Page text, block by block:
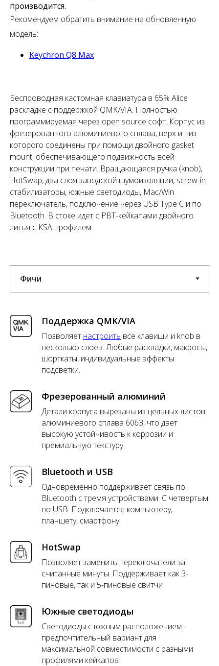
производится.
Рекомендуем обратить внимание на обновленную
модель:
Keychron Q8 Max
Беспроводная кастомная клавиатура в 65% Alice
раскладке с поддержкой QMK/VIA. Полностью
программируемая через open source софт. Корпус из
фрезерованного алюминиевого сплава, верх и низ
которого соединены при помощи двойного gasket
mount, обеспечивающего подвижность всей
конструкции при печати. Вращающаяся ручка (knob),
HotSwap, два слоя заводской шумоизоляции, screw-in
стабилизаторы, южные светодиоды, Mac/Win
переключатель, подключение через USB Type C и по
Bluetooth. В стоке идет с PBT-кейкапами двойного
литья с KSA профилем.
Поддержка QMK/VIA
Позволяет настроить все клавиши и knob в
несколько слоев. Любые раскладки, макросы,
шорткаты, индивидуальные эффекты
подсветки.
Фрезерованный алюминий
Детали корпуса вырезаны из цельных листов
алюминиевого сплава 6063, что дает
высокую устойчивость к коррозии и
премиальную текстуру
Bluetooth и USB
Одновременно поддерживает связь по
Bluetooth с тремя устройствами. С четвертым
по USB. Подключается компьютеру,
планшету, смартфону
HotSwap
Позволяет заменить переключатели за
считанные минуты. Поддерживает как 3-
пиновые, так и 5-пиновые свитчи
Южные светодиоды
Светодиоды с южным расположением -
предпочтительный вариант для
максимальной совместимости с разными
профилями кейкапов